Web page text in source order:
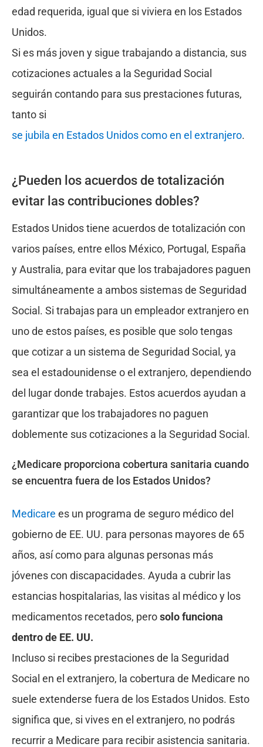
edad requerida, igual que si viviera en los Estados
Unidos.
Si es más joven y sigue trabajando a distancia, sus
cotizaciones actuales a la Seguridad Social
seguirán contando para sus prestaciones futuras,
tanto si
se jubila en Estados Unidos como en el extranjero.
¿Pueden los acuerdos de totalización
evitar las contribuciones dobles?
Estados Unidos tiene acuerdos de totalización con
varios países, entre ellos México, Portugal, España
y Australia, para evitar que los trabajadores paguen
simultáneamente a ambos sistemas de Seguridad
Social. Si trabajas para un empleador extranjero en
uno de estos países, es posible que solo tengas
que cotizar a un sistema de Seguridad Social, ya
sea el estadounidense o el extranjero, dependiendo
del lugar donde trabajes. Estos acuerdos ayudan a
garantizar que los trabajadores no paguen
doblemente sus cotizaciones a la Seguridad Social.
¿Medicare proporciona cobertura sanitaria cuando
se encuentra fuera de los Estados Unidos?
Medicare es un programa de seguro médico del
gobierno de EE. UU. para personas mayores de 65
años, así como para algunas personas más
jóvenes con discapacidades. Ayuda a cubrir las
estancias hospitalarias, las visitas al médico y los
medicamentos recetados, perosolo funciona
dentro de EE. UU.
Incluso si recibes prestaciones de la Seguridad
Social en el extranjero, la cobertura de Medicare no
suele extenderse fuera de los Estados Unidos. Esto
significa que, si vives en el extranjero, no podrás
recurrir a Medicare para recibir asistencia sanitaria.